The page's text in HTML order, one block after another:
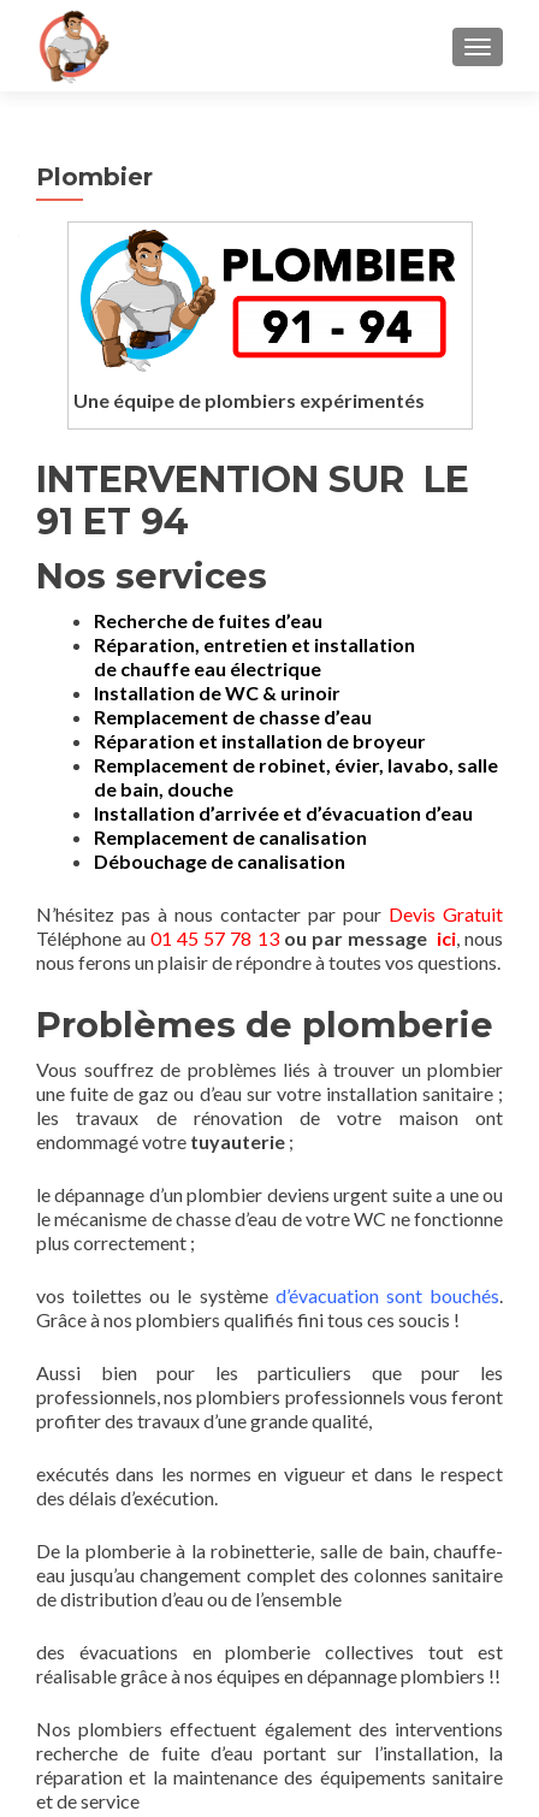
Plombier
Une équipe de plombiers expérimentés
INTERVENTION SUR LE
91 ET 94
Nos services
Recherche de fuites d’eau
Réparation, entretien et installation
de chauffe eau électrique
Installation de WC & urinoir
Remplacement de chasse d’eau
Réparation et installation de broyeur
Remplacement de robinet, évier, lavabo, salle
de bain, douche
Installation d’arrivée et d’évacuation d’eau
Remplacement de canalisation
Débouchage de canalisation
N’hésitez pas à nous contacter par pour Devis Gratuit
Téléphone au01 45 57 78 13 ou par message ici, nous
nous ferons un plaisir de répondre à toutes vos questions.
Problèmes de plomberie
Vous souffrez de problèmes liés à trouver un plombier
une fuite de gaz ou d’eau sur votre installation sanitaire ;
les travaux de rénovation de votre maison ont
endommagé votre tuyauterie ;
le dépannage d’un plombier deviens urgent suite a une ou
le mécanisme de chasse d’eau de votre WC ne fonctionne
plus correctement ;
vos toilettes ou le système d’évacuation sont bouchés.
Grâce à nos plombiers qualifiés fini tous ces soucis !
Aussi bien pour les particuliers que pour les
professionnels, nos plombiers professionnels vous feront
profiter des travaux d’une grande qualité,
exécutés dans les normes en vigueur et dans le respect
des délais d’exécution.
De la plomberie à la robinetterie, salle de bain, chauffe-
eau jusqu’au changement complet des colonnes sanitaire
de distribution d’eau ou de l’ensemble
des évacuations en plomberie collectives tout est
réalisable grâce à nos équipes en dépannage plombiers !!
Nos plombiers effectuent également des interventions
recherche de fuite d’eau portant sur l’installation, la
réparation et la maintenance des équipements sanitaire
et de service